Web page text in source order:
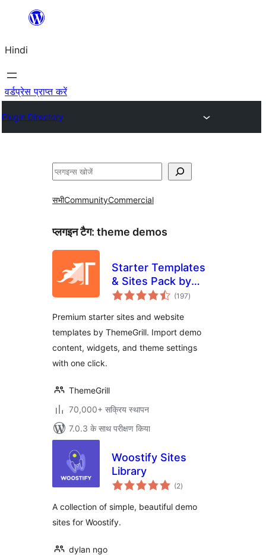
सामग्री
जाएं
Hindi
वर्डप्रेस प्राप्त करें
Plugin Directory
खोजें
सभीCommunityCommercial
प्लगइन टैग: theme demos
Starter Templates
& Sites Pack by
ThemeGrill
(197कुल
दर)
Premium starter sites and website
templates by ThemeGrill. Import demo
content, widgets, and theme settings
with one click.
ThemeGrill
70,000+ सक्रिय स्थापन
7.0.3 के साथ परीक्षण किया
Woostify Sites
Library
(2कुल
दर)
A collection of simple, beautiful demo
sites for Woostify.
dylan ngo